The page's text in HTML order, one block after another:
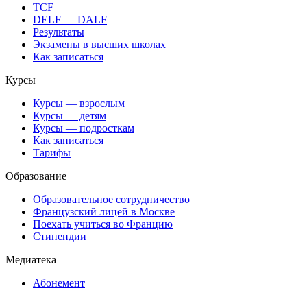
TCF
DELF — DALF
Результаты
Экзамены в высших школах
Как записаться
Курсы
Курсы — взрослым
Курсы — детям
Курсы — подросткам
Как записаться
Тарифы
Образование
Образовательное сотрудничество
Французский лицей в Москве
Поехать учиться во Францию
Стипендии
Медиатека
Абонемент